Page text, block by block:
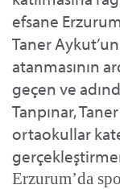
efsane
Taner
atanmasının
geçen ve
Tanpınar,
ortaokullar
Erzurum’da